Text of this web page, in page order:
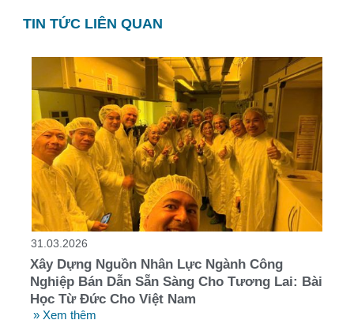
TIN TỨC LIÊN QUAN
31.03.2026
Xây Dựng Nguồn Nhân Lực Ngành Công
Nghiệp Bán Dẫn Sẵn Sàng Cho Tương Lai: Bài
Học Từ Đức Cho Việt Nam
» Xem thêm